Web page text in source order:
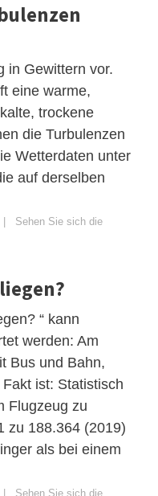
in Gewittern vor.
eine warme,
trockene
die Turbulenzen
Wetterdaten unter
auf derselben
| Sehen Sie sich die
“ kann
werden: Am
Bus und Bahn,
ist: Statistisch
Flugzeug zu
zu 188.364 (2019)
als bei einem
| Sehen Sie sich die